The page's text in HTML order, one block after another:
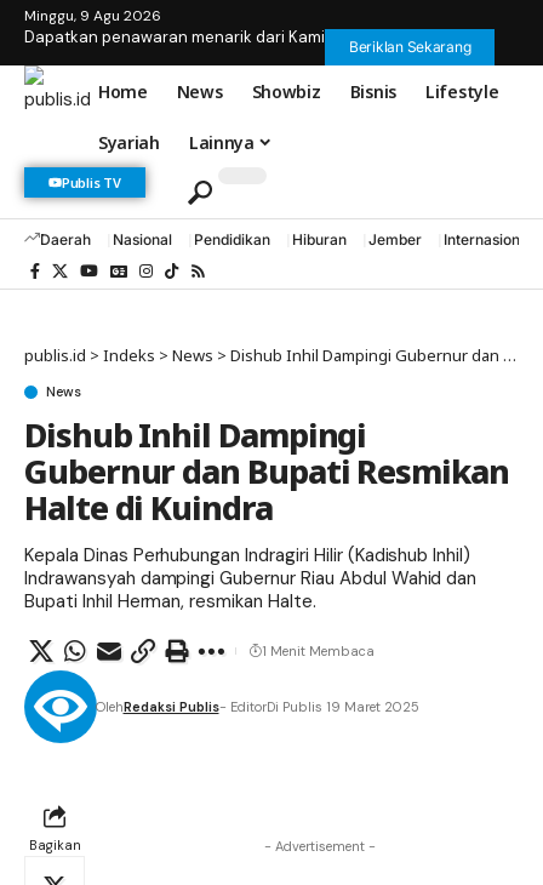
Minggu, 9 Agu 2026
Dapatkan penawaran menarik dari Kami Beriklan Sekarang
Home News Showbiz Bisnis Lifestyle
Syariah Lainnya
Publis TV
Daerah Nasional Pendidikan Hiburan Jember Internasional
publis.id > Indeks > News > Dishub Inhil Dampingi Gubernur dan Bupati Resmikan Halte di Kuindra
News
Dishub Inhil Dampingi
Gubernur dan Bupati Resmikan
Halte di Kuindra
Kepala Dinas Perhubungan Indragiri Hilir (Kadishub Inhil)
Indrawansyah dampingi Gubernur Riau Abdul Wahid dan
Bupati Inhil Herman, resmikan Halte.
OlehRedaksi Publis- EditorDi Publis 19 Maret 2025
1 Menit Membaca
Bagikan - Advertisement -